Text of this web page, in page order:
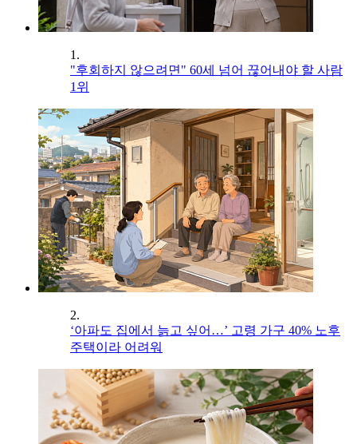
1.
"후회하지 않으려면" 60세 넘어 끊어내야 할 사람
1위
2.
‘아파도 집에서 늙고 싶어…’ 고령 가구 40% 노후
주택이라 어려워